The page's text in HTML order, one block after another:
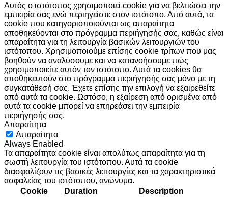
Αυτός ο ιστότοπος χρησιμοποιεί cookie για να βελτιώσει την
εμπειρία σας ενώ περιηγείστε στον ιστότοπο. Από αυτά, τα
cookie που κατηγοριοποιούνται ως απαραίτητα
αποθηκεύονται στο πρόγραμμα περιήγησής σας, καθώς είναι
απαραίτητα για τη λειτουργία βασικών λειτουργιών του
ιστότοπου. Χρησιμοποιούμε επίσης cookie τρίτων που μας
βοηθούν να αναλύσουμε και να κατανοήσουμε πώς
χρησιμοποιείτε αυτόν τον ιστότοπο. Αυτά τα cookies θα
αποθηκευτούν στο πρόγραμμα περιήγησής σας μόνο με τη
συγκατάθεσή σας. Έχετε επίσης την επιλογή να εξαιρεθείτε
από αυτά τα cookie. Ωστόσο, η εξαίρεση από ορισμένα από
αυτά τα cookie μπορεί να επηρεάσει την εμπειρία
περιήγησής σας.
Απαραίτητα
Απαραίτητα
Always Enabled
Τα απαραίτητα cookie είναι απολύτως απαραίτητα για τη
σωστή λειτουργία του ιστότοπου. Αυτά τα cookie
διασφαλίζουν τις βασικές λειτουργίες και τα χαρακτηριστικά
ασφαλείας του ιστότοπου, ανώνυμα.
Cookie
Duration Description